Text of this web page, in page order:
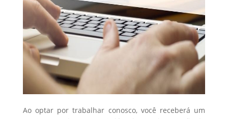
Ao optar por trabalhar conosco, você receberá um